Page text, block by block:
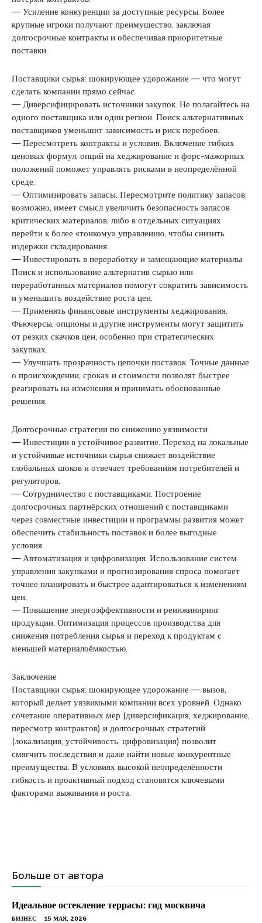
— Усиление конкуренции за доступные ресурсы. Более
крупные игроки получают преимущество, заключая
долгосрочные контракты и обеспечивая приоритетные
поставки.
Поставщики сырья: шокирующее удорожание — что могут
сделать компании прямо сейчас
— Диверсифицировать источники закупок. Не полагайтесь на
одного поставщика или один регион. Поиск альтернативных
поставщиков уменьшит зависимость и риск перебоев.
— Пересмотреть контракты и условия. Включение гибких
ценовых формул, опций на хеджирование и форс-мажорных
положений поможет управлять рисками в неопределённой
среде.
— Оптимизировать запасы. Пересмотрите политику запасов:
возможно, имеет смысл увеличить безопасность запасов
критических материалов, либо в отдельных ситуациях
перейти к более «тонкому» управлению, чтобы снизить
издержки складирования.
— Инвестировать в переработку и замещающие материалы.
Поиск и использование альтернатив сырью или
переработанных материалов помогут сократить зависимость
и уменьшить воздействие роста цен.
— Применять финансовые инструменты хеджирования.
Фьючерсы, опционы и другие инструменты могут защитить
от резких скачков цен, особенно при стратегических
закупках.
— Улучшать прозрачность цепочки поставок. Точные данные
о происхождении, сроках и стоимости позволят быстрее
реагировать на изменения и принимать обоснованные
решения.
Долгосрочные стратегии по снижению уязвимости
— Инвестиции в устойчивое развитие. Переход на локальные
и устойчивые источники сырья снижает воздействие
глобальных шоков и отвечает требованиям потребителей и
регуляторов.
— Сотрудничество с поставщиками. Построение
долгосрочных партнёрских отношений с поставщиками
через совместные инвестиции и программы развития может
обеспечить стабильность поставок и более выгодные
условия.
— Автоматизация и цифровизация. Использование систем
управления закупками и прогнозирования спроса помогает
точнее планировать и быстрее адаптироваться к изменениям
цен.
— Повышение энергоэффективности и реинжиниринг
продукции. Оптимизация процессов производства для
снижения потребления сырья и переход к продуктам с
меньшей материалоёмкостью.
Заключение
Поставщики сырья: шокирующее удорожание — вызов,
который делает уязвимыми компании всех уровней. Однако
сочетание оперативных мер (диверсификация, хеджирование,
пересмотр контрактов) и долгосрочных стратегий
(локализация, устойчивость, цифровизация) позволит
смягчить последствия и даже найти новые конкурентные
преимущества. В условиях высокой неопределённости
гибкость и проактивный подход становятся ключевыми
факторами выживания и роста.
Больше от автора
Идеальное остекление террасы: гид москвича
БИЗНЕС 15 МАЯ, 2026